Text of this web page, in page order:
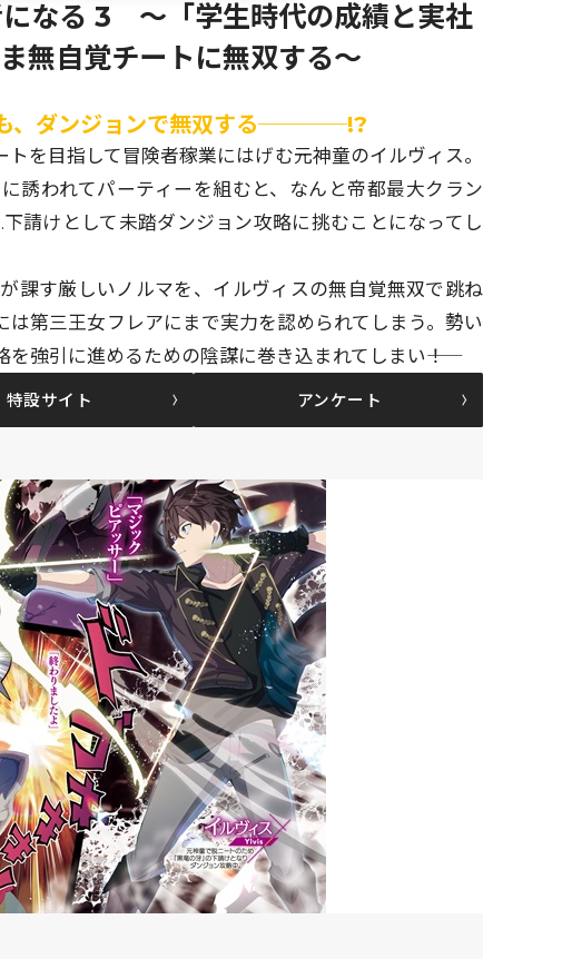
なる 3 ～「学生時代の成績と実社
無自覚チートに無双する～
、ダンジョンで無双する────!?
を目指して冒険者稼業にはげむ元神童のイルヴィス。
誘われてパーティーを組むと、なんと帝都最大クラン
請けとして未踏ダンジョン攻略に挑むことになってし
課す厳しいノルマを、イルヴィスの無自覚無双で跳ね
第三王女フレアにまで実力を認められてしまう。勢い
強引に進めるための陰謀に巻き込まれてしまい――！
特設サイト アンケート